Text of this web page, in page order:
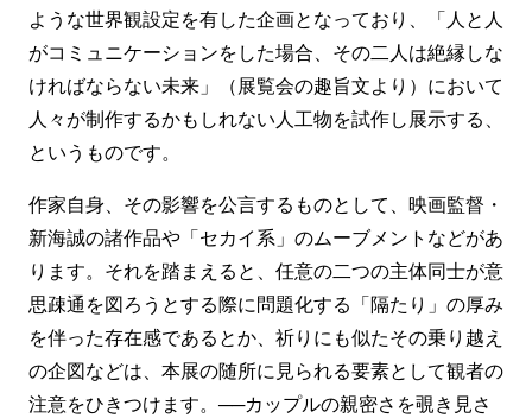
ような世界観設定を有した企画となっており、「人と人
がコミュニケーションをした場合、その二人は絶縁しな
ければならない未来」（展覧会の趣旨文より）において
人々が制作するかもしれない人工物を試作し展示する、
というものです。
作家自身、その影響を公言するものとして、映画監督・
新海誠の諸作品や「セカイ系」のムーブメントなどがあ
ります。それを踏まえると、任意の二つの主体同士が意
思疎通を図ろうとする際に問題化する「隔たり」の厚み
を伴った存在感であるとか、祈りにも似たその乗り越え
の企図などは、本展の随所に見られる要素として観者の
注意をひきつけます。──カップルの親密さを覗き見さ